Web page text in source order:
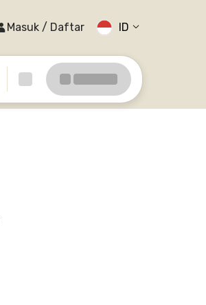
Masuk / Daftar ID